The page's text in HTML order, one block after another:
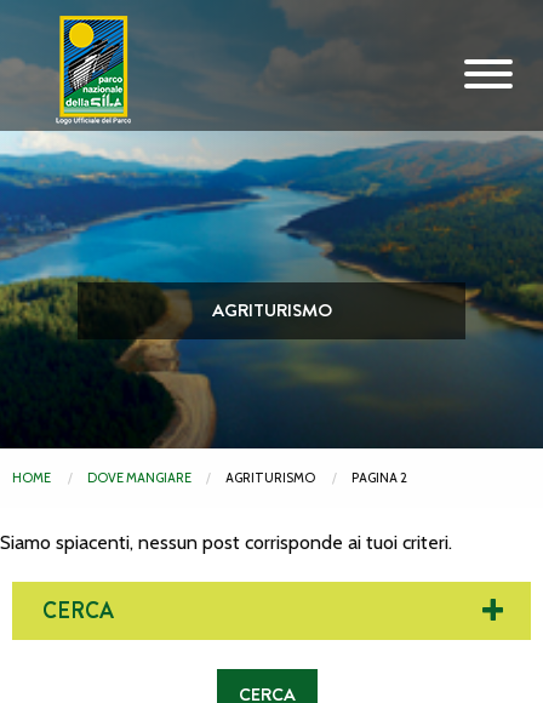
Vai al contenuto principale
AGRITURISMO
HOME DOVE MANGIARE AGRITURISMO PAGINA 2
Siamo spiacenti, nessun post corrisponde ai tuoi criteri.
CERCA